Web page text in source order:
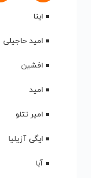
اینا
امید حاجیلی
افشین
امید
امیر تتلو
ایگی آزیلیا
آبا